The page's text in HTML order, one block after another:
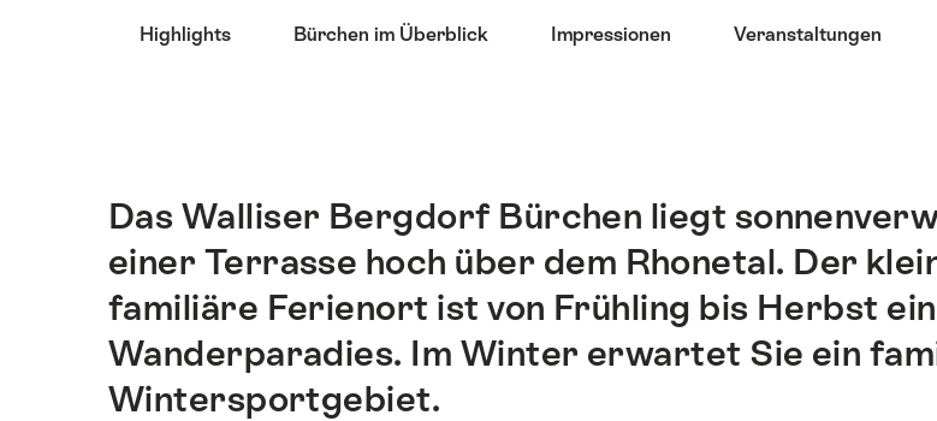
Ankerpunkten
auf
dieser
Seite
führen.
Highlights Bürchen im Überblick Impressionen Veranstaltungen
Einleitung
Das Walliser Bergdorf Bürchen liegt
einer Terrasse hoch über dem Rhonetal. Der
familiäre Ferienort ist von Frühling bis Herbst ein
Wanderparadies. Im Winter erwartet Sie ein
Wintersportgebiet.